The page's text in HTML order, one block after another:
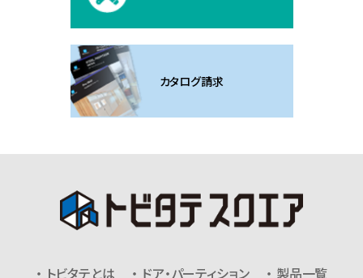
カタログ請求
トビタテとは ドア・パーティション 製品一覧